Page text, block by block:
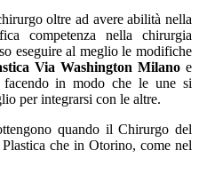
oltre ad avere abilità nella
competenza nella chirurgia
eseguire al meglio le modifiche
Via Washington Milanoe
facendo in modo che le une si
per integrarsi con le altre.
quando il Chirurgo del
che in Otorino, come nel